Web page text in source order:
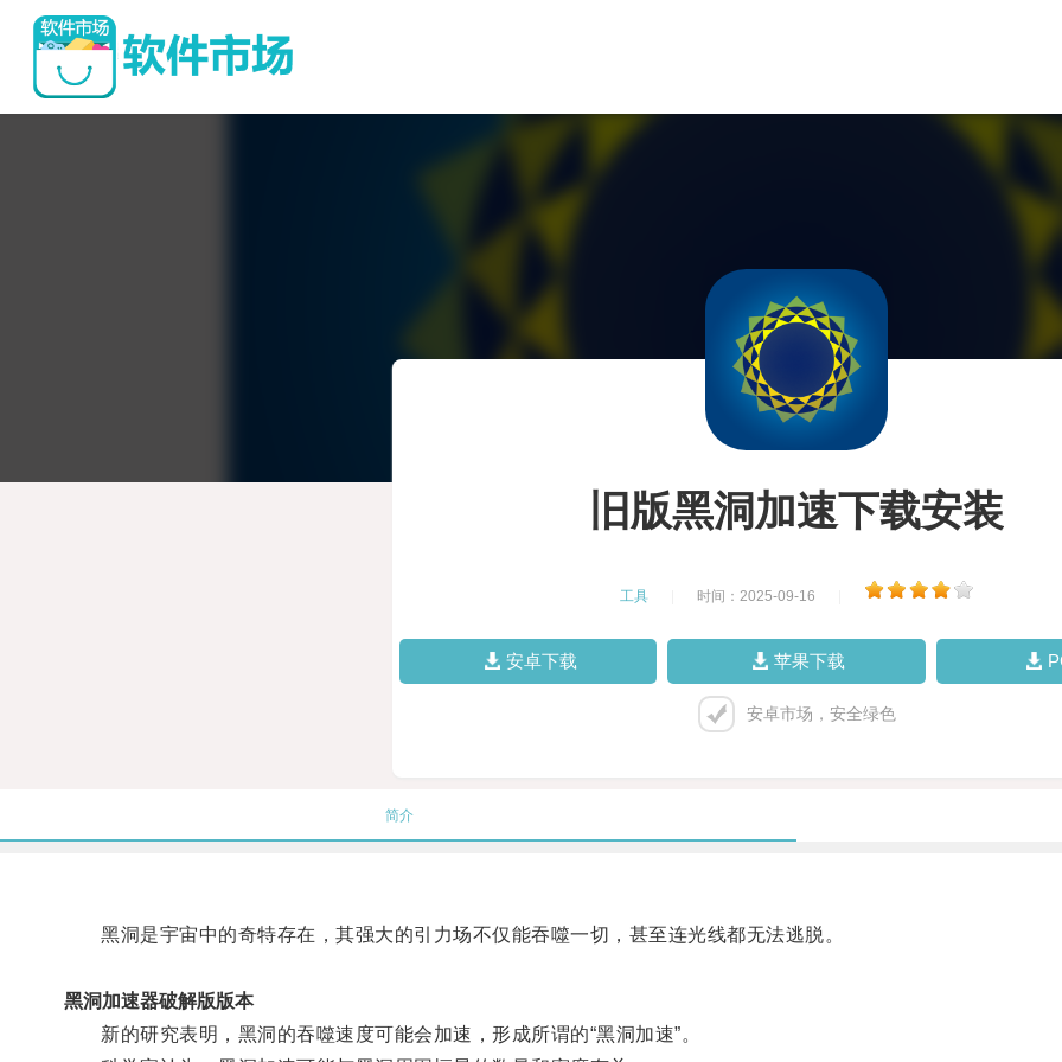
旧版黑洞加速下载安装
工具 时间：2025-09-16
安卓下载 苹果下载
安卓市场，安全绿色
简介
黑洞是宇宙中的奇特存在，其强大的引力场不仅能吞噬一切，甚至连光线都无法逃脱。
黑洞加速器破解版版本
新的研究表明，黑洞的吞噬速度可能会加速，形成所谓的“黑洞加速”。